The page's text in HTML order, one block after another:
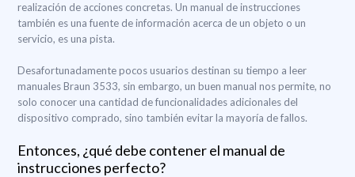
realización de acciones concretas. Un manual de instrucciones
también es una fuente de información acerca de un objeto o un
servicio, es una pista.
Desafortunadamente pocos usuarios destinan su tiempo a leer
manuales Braun 3533, sin embargo, un buen manual nos permite, no
solo conocer una cantidad de funcionalidades adicionales del
dispositivo comprado, sino también evitar la mayoría de fallos.
Entonces, ¿qué debe contener el manual de
instrucciones perfecto?